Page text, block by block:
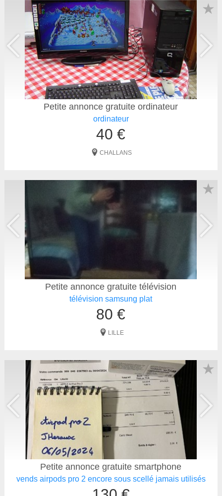
Petite annonce gratuite ordinateur
ordinateur
40 €
CHALLANS
★
Petite annonce gratuite télévision
télévision samsung plat
80 €
LILLE
★
Petite annonce gratuite smartphone
vends airpods pro 2 encore sous scellé jamais utilisés
★